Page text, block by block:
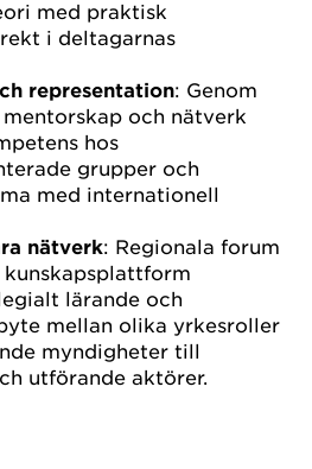
med praktisk
i deltagarnas
representation: Genom
och nätverk
hos
grupper och
med internationell
nätverk: Regionala forum
lärande och
mellan olika yrkesroller
myndigheter till
utförande aktörer.